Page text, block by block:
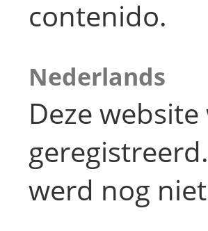
contenido.
Nederlands
Deze
werd nog